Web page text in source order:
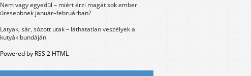
Nem vagy egyedül – miért érzi magát sok ember
üresebbnek január–februárban?
Latyak, sár, sózott utak – láthatatlan veszélyek a
kutyák bundáján
Powered by RSS 2 HTML